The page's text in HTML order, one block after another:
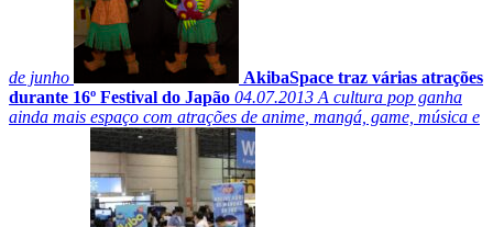
de junho
AkibaSpace traz várias atrações
durante 16º Festival do Japão 04.07.2013 A cultura pop ganha
ainda mais espaço com atrações de anime, mangá, game, música e